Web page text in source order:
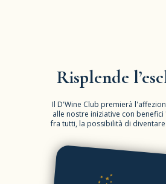
Risplende
Il D'Wine Club premierà
alle nostre iniziative con
fra tutti, la possibilità di diventare